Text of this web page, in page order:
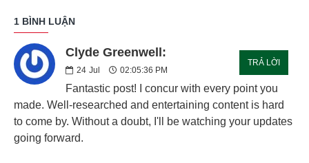
1 BÌNH LUẬN
Clyde Greenwell:
24 Jul 02:05:36 PM
TRẢ LỜI
Fantastic post! I concur with every point you
made. Well-researched and entertaining content is hard
to come by. Without a doubt, I'll be watching your updates
going forward.